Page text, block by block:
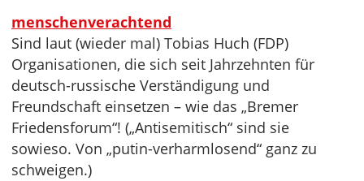
menschenverachtend
Sind laut (wieder mal) Tobias Huch (FDP)
Organisationen, die sich seit Jahrzehnten für
deutsch-russische Verständigung und
Freundschaft einsetzen – wie das „Bremer
Friedensforum“! („Antisemitisch“ sind sie
sowieso. Von „putin-verharmlosend“ ganz zu
schweigen.)